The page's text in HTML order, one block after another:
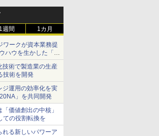
1週間 1カ月
ワークが資本業務提
ハウを生かした「AI
開へ
技術で製造業の生産
技術を開発
ジ運用の効率化を実
」を共同開発
価値創出の中核」
の役割転換を
れる新しいパワーア